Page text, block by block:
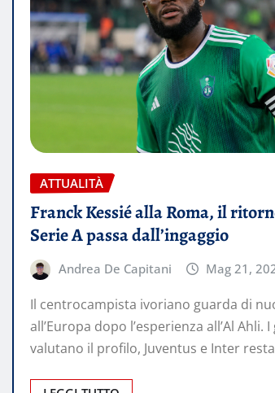
ATTUALITÀ
Franck Kessié alla Roma, il
Serie A passa dall’ingaggio
Andrea De Capitani Mag 21,
Il centrocampista ivoriano guarda di
all’Europa dopo l’esperienza all’Al Ahli.
valutano il profilo, Juventus e Inter